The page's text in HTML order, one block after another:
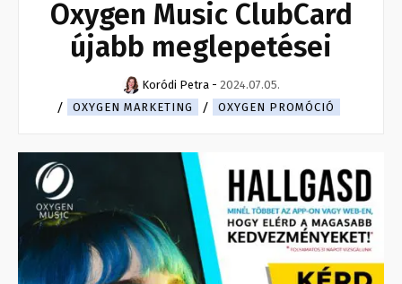
Oxygen Music ClubCard
újabb meglepetései
Koródi Petra - 2024.07.05.
OXYGEN MARKETING
OXYGEN PROMÓCIÓ